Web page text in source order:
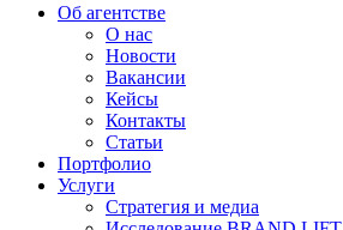
Об агентстве
О нас
Новости
Вакансии
Кейсы
Контакты
Статьи
Портфолио
Услуги
Стратегия и медиа